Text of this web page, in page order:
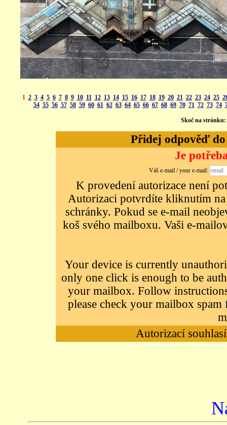
1 2 3 4 5 6 7 8 9 10 11 12 13 14 15 16 17 18 19 20 21 22 23 24 25
54 55 56 57 58 59 60 61 62 63 64 65 66 67 68 69 70 71 72 73 74
Skoč na stránku:
Přidej odpověď
Je
Váš e-mail / your e-mail:
K provedení autorizace není
Autorizaci potvrdíte kliknutím na
schránky. Pokud se e-mail
koš svého mailboxu. Vaši e-
Your device is currently
only one click is enough to be
your mailbox. Follow
please check your mailbox
Autorizací